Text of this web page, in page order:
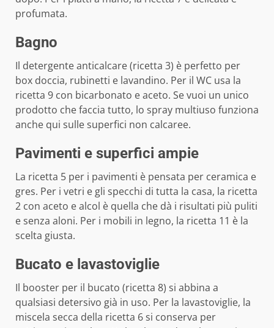
profumata.
Bagno
Il detergente anticalcare (ricetta 3) è perfetto per
box doccia, rubinetti e lavandino. Per il WC usa la
ricetta 9 con bicarbonato e aceto. Se vuoi un unico
prodotto che faccia tutto, lo spray multiuso funziona
anche qui sulle superfici non calcaree.
Pavimenti e superfici ampie
La ricetta 5 per i pavimenti è pensata per ceramica e
gres. Per i vetri e gli specchi di tutta la casa, la ricetta
2 con aceto e alcol è quella che dà i risultati più puliti
e senza aloni. Per i mobili in legno, la ricetta 11 è la
scelta giusta.
Bucato e lavastoviglie
Il booster per il bucato (ricetta 8) si abbina a
qualsiasi detersivo già in uso. Per la lavastoviglie, la
miscela secca della ricetta 6 si conserva per